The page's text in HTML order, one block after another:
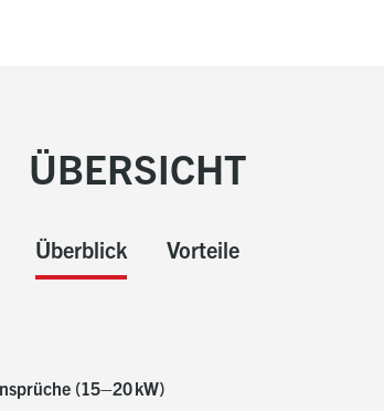
ÜBERSICHT
Überblick Vorteile
(15–20 kW)